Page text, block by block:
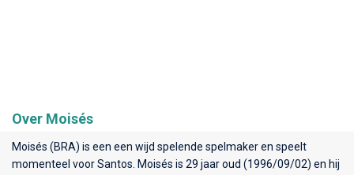
Over Moisés
Moisés (BRA) is een een wijd spelende spelmaker en speelt
momenteel voorSantos . Moisés is 29 jaar oud (1996/09/02) en hij